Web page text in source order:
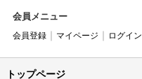
会員メニュー
会員登録 マイページ ログイン
トップページ